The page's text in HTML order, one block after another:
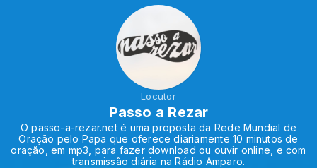
Locutor
Passo a Rezar
O passo-a-rezar.net é uma proposta da Rede Mundial de
Oração pelo Papa que oferece diariamente 10 minutos de
oração, em mp3, para fazer download ou ouvir online, e com
transmissão diária na Rádio Amparo.